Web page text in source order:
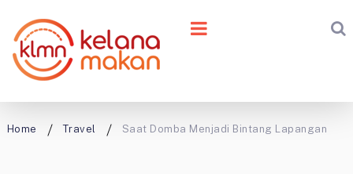
Home Travel Saat Domba Menjadi Bintang Lapangan